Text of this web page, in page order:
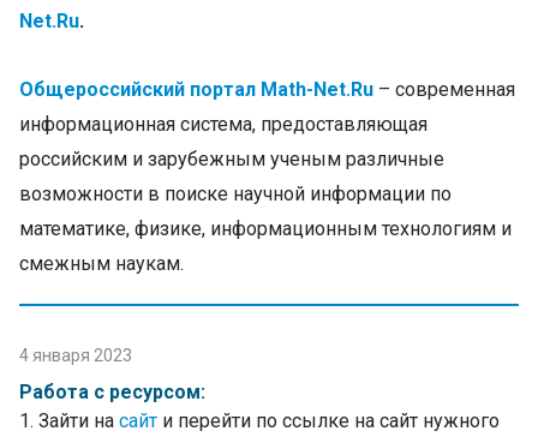
Net.Ru.
Общероссийский портал Math-Net.Ru – современная
информационная система, предоставляющая
российским и зарубежным ученым различные
возможности в поиске научной информации по
математике, физике, информационным технологиям и
смежным наукам.
4 января 2023
Работа с ресурсом:
1. Зайти на сайт и перейти по ссылке на сайт нужного